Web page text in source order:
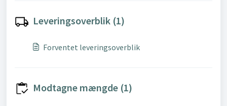
Leveringsoverblik (1)
Forventet leveringsoverblik
Modtagne mængde (1)